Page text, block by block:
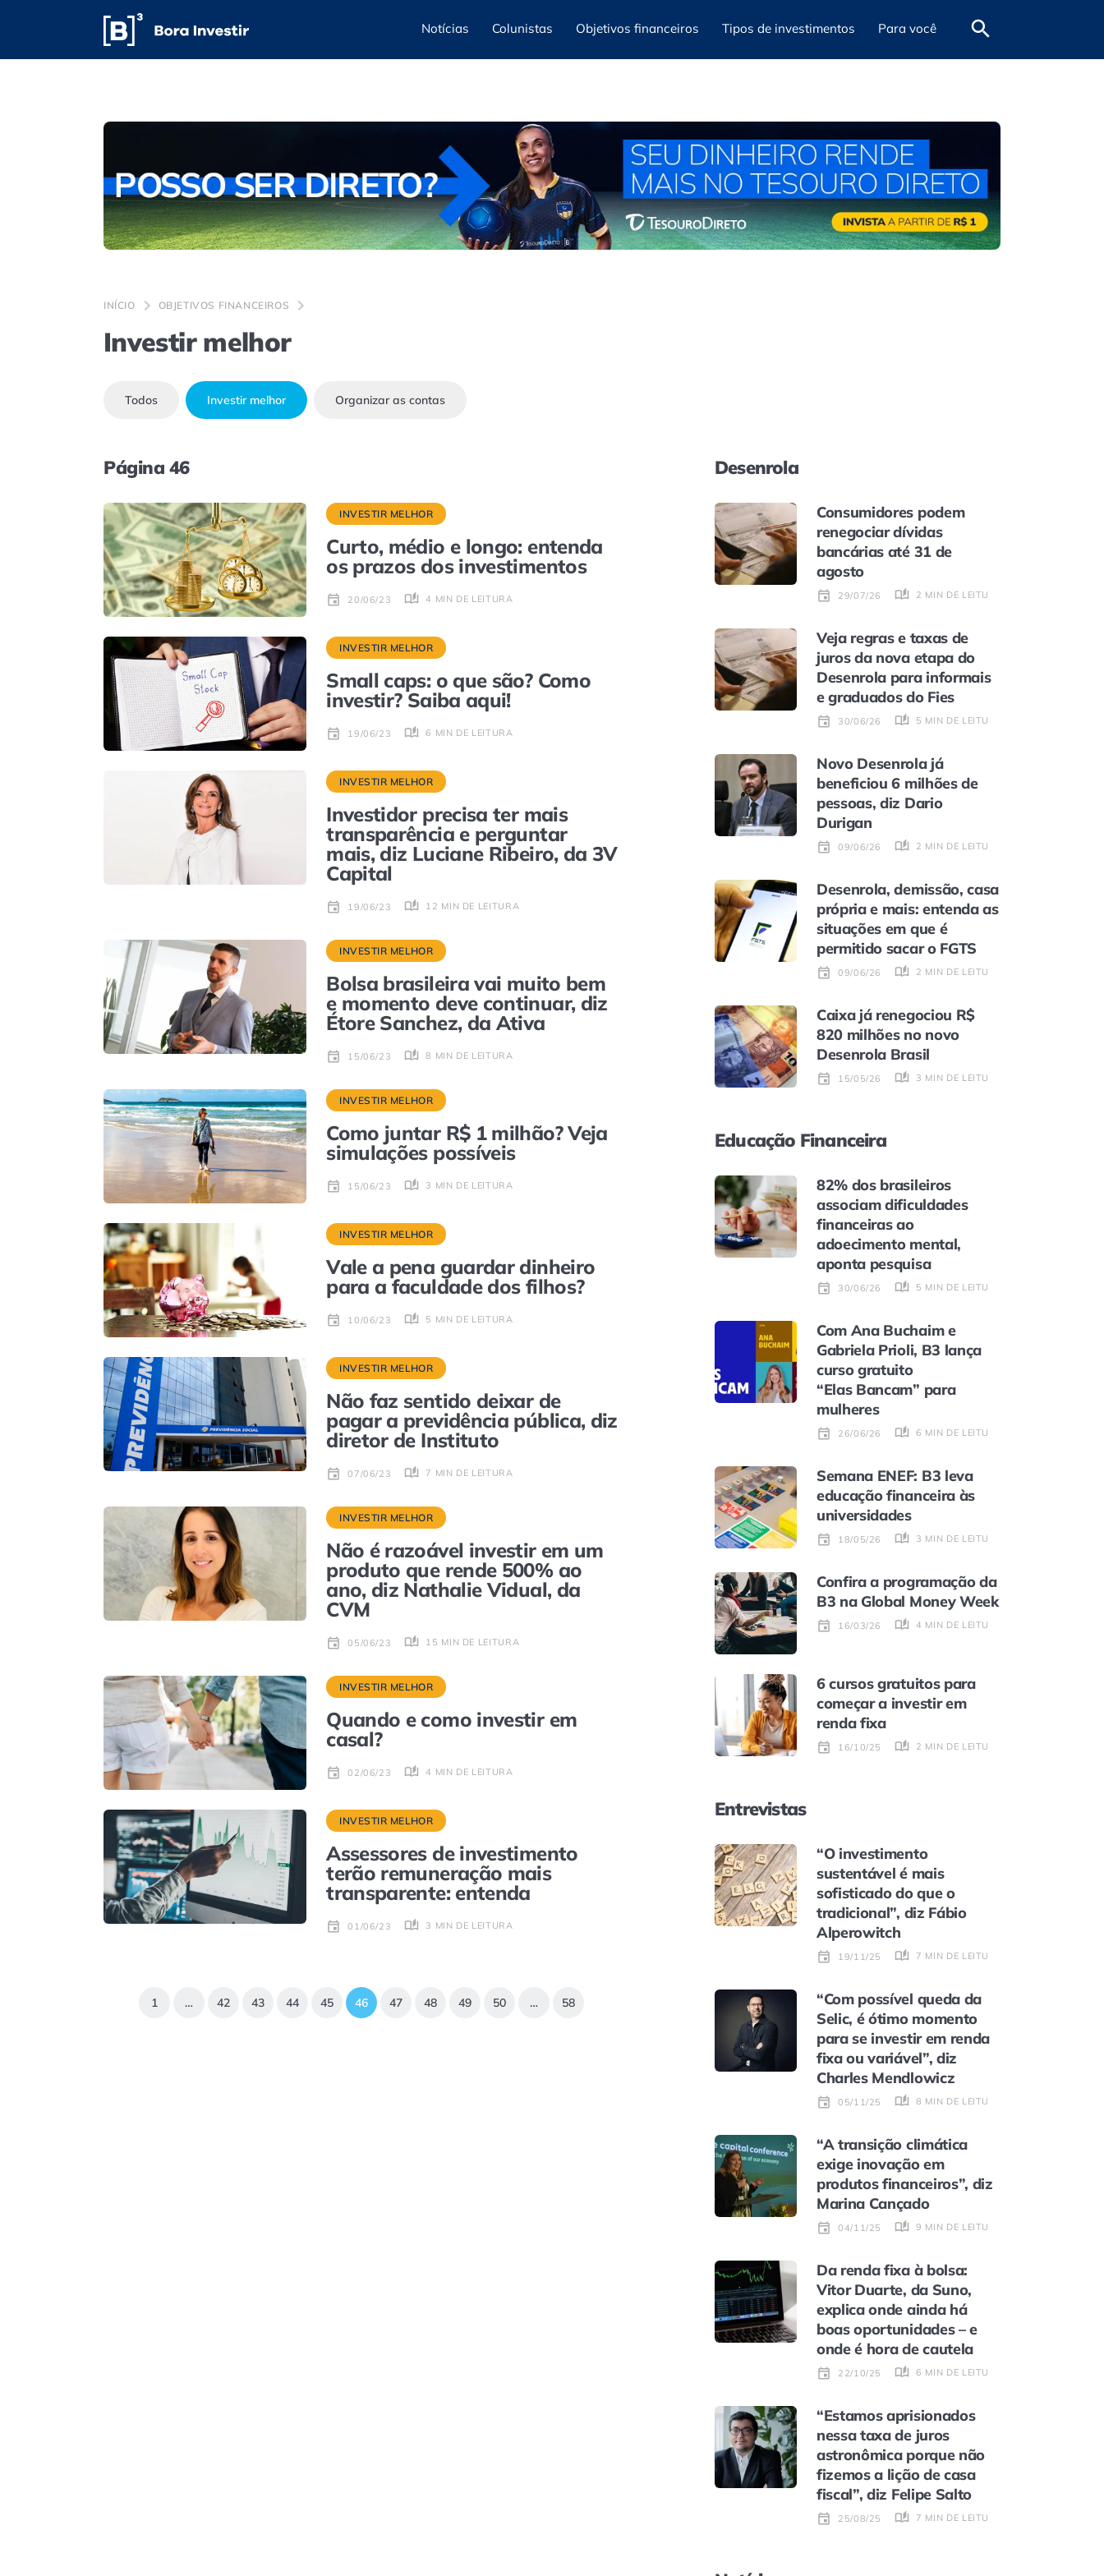
Notícias Colunistas Objetivos financeiros Tipos de investimentos Para você
INÍCIO OBJETIVOS FINANCEIROS
Investir melhor
Todos Investir melhor Organizar as contas
Página 46
INVESTIR MELHOR
Curto, médio e longo: entenda
os prazos dos investimentos
20/06/23 4 MIN DE LEITURA
INVESTIR MELHOR
Small caps: o que são? Como
investir? Saiba aqui!
19/06/23 6 MIN DE LEITURA
INVESTIR MELHOR
Investidor precisa ter mais
transparência e perguntar
mais, diz Luciane Ribeiro, da 3V
Capital
19/06/23 12 MIN DE LEITURA
INVESTIR MELHOR
Bolsa brasileira vai muito bem
e momento deve continuar, diz
Étore Sanchez, da Ativa
15/06/23 8 MIN DE LEITURA
INVESTIR MELHOR
Como juntar R$ 1 milhão? Veja
simulações possíveis
15/06/23 3 MIN DE LEITURA
INVESTIR MELHOR
Vale a pena guardar dinheiro
para a faculdade dos filhos?
10/06/23 5 MIN DE LEITURA
INVESTIR MELHOR
Não faz sentido deixar de
pagar a previdência pública, diz
diretor de Instituto
07/06/23 7 MIN DE LEITURA
INVESTIR MELHOR
Não é razoável investir em um
produto que rende 500% ao
ano, diz Nathalie Vidual, da
CVM
05/06/23 15 MIN DE LEITURA
INVESTIR MELHOR
Quando e como investir em
casal?
02/06/23 4 MIN DE LEITURA
INVESTIR MELHOR
Assessores de investimento
terão remuneração mais
transparente: entenda
01/06/23 3 MIN DE LEITURA
1 … 42 43 44 45 46 47 48 49 50 … 58
Desenrola
Consumidores podem
renegociar dívidas
bancárias até 31 de
agosto
29/07/26 2 MIN DE LEITURA
Veja regras e taxas de
juros da nova etapa do
Desenrola para informais
e graduados do Fies
30/06/26 5 MIN DE LEITURA
Novo Desenrola já
beneficiou 6 milhões de
pessoas, diz Dario
Durigan
09/06/26 2 MIN DE LEITURA
Desenrola, demissão, casa
própria e mais: entenda as
situações em que é
permitido sacar o FGTS
09/06/26 2 MIN DE LEITURA
Caixa já renegociou R$
820 milhões no novo
Desenrola Brasil
15/05/26 3 MIN DE LEITURA
Educação Financeira
82% dos brasileiros
associam dificuldades
financeiras ao
adoecimento mental,
aponta pesquisa
30/06/26 5 MIN DE LEITURA
Com Ana Buchaim e
Gabriela Prioli, B3 lança
curso gratuito
“Elas Bancam” para
mulheres
26/06/26 6 MIN DE LEITURA
Semana ENEF: B3 leva
educação financeira às
universidades
18/05/26 3 MIN DE LEITURA
Confira a programação da
B3 na Global Money Week
16/03/26 4 MIN DE LEITURA
6 cursos gratuitos para
começar a investir em
renda fixa
16/10/25 2 MIN DE LEITURA
Entrevistas
“O investimento
sustentável é mais
sofisticado do que o
tradicional”, diz Fábio
Alperowitch
19/11/25 7 MIN DE LEITURA
“Com possível queda da
Selic, é ótimo momento
para se investir em renda
fixa ou variável”, diz
Charles Mendlowicz
05/11/25 8 MIN DE LEITURA
“A transição climática
exige inovação em
produtos financeiros”, diz
Marina Cançado
04/11/25 9 MIN DE LEITURA
Da renda fixa à bolsa:
Vitor Duarte, da Suno,
explica onde ainda há
boas oportunidades – e
onde é hora de cautela
22/10/25 6 MIN DE LEITURA
“Estamos aprisionados
nessa taxa de juros
astronômica porque não
fizemos a lição de casa
fiscal”, diz Felipe Salto
25/08/25 7 MIN DE LEITURA